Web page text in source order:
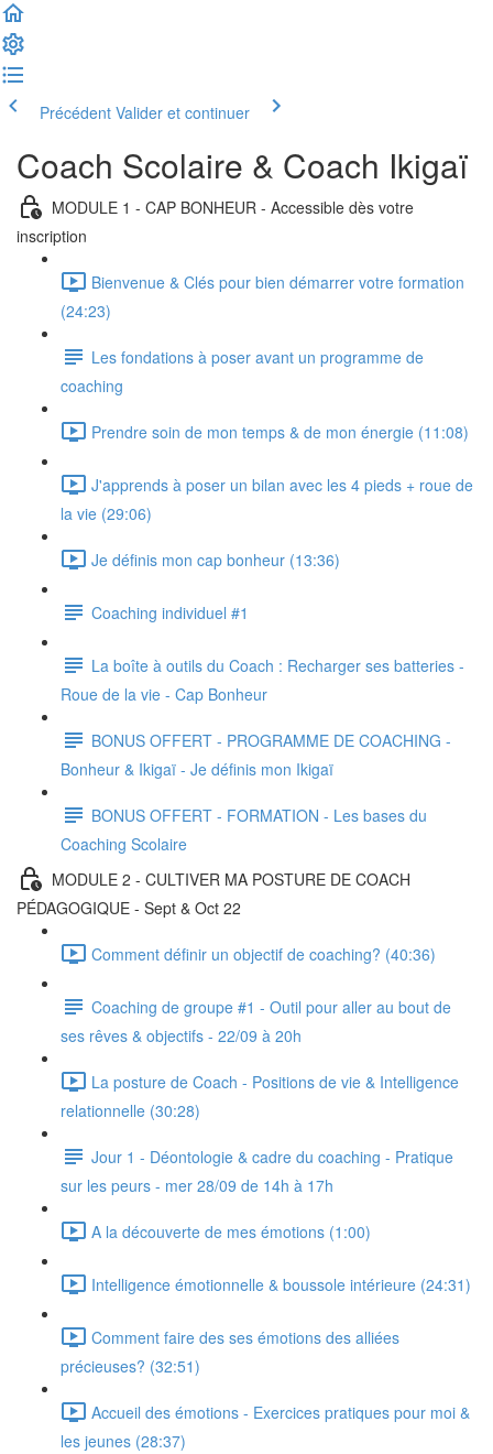
Précédent Valider et continuer
Coach Scolaire & Coach Ikigaï
MODULE 1 - CAP BONHEUR - Accessible dès votre
inscription
Bienvenue & Clés pour bien démarrer votre formation
(24:23)
Les fondations à poser avant un programme de
coaching
Prendre soin de mon temps & de mon énergie (11:08)
J'apprends à poser un bilan avec les 4 pieds + roue de
la vie (29:06)
Je définis mon cap bonheur (13:36)
Coaching individuel #1
La boîte à outils du Coach : Recharger ses batteries -
Roue de la vie - Cap Bonheur
BONUS OFFERT - PROGRAMME DE COACHING -
Bonheur & Ikigaï - Je définis mon Ikigaï
BONUS OFFERT - FORMATION - Les bases du
Coaching Scolaire
MODULE 2 - CULTIVER MA POSTURE DE COACH
PÉDAGOGIQUE - Sept & Oct 22
Comment définir un objectif de coaching? (40:36)
Coaching de groupe #1 - Outil pour aller au bout de
ses rêves & objectifs - 22/09 à 20h
La posture de Coach - Positions de vie & Intelligence
relationnelle (30:28)
Jour 1 - Déontologie & cadre du coaching - Pratique
sur les peurs - mer 28/09 de 14h à 17h
A la découverte de mes émotions (1:00)
Intelligence émotionnelle & boussole intérieure (24:31)
Comment faire des ses émotions des alliées
précieuses? (32:51)
Accueil des émotions - Exercices pratiques pour moi &
les jeunes (28:37)